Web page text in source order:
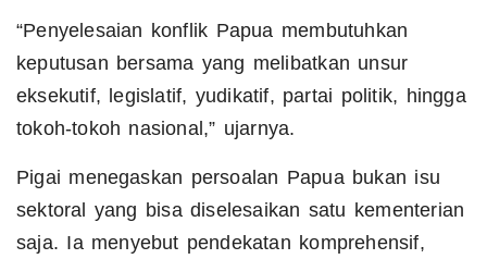
“Penyelesaian konflik Papua membutuhkan
keputusan bersama yang melibatkan unsur
eksekutif, legislatif, yudikatif, partai politik, hingga
tokoh-tokoh nasional,” ujarnya.
Pigai menegaskan persoalan Papua bukan isu
sektoral yang bisa diselesaikan satu kementerian
saja. Ia menyebut pendekatan komprehensif,